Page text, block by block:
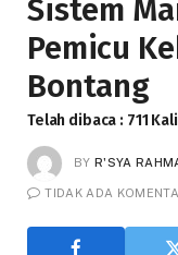
Sistem
Pemicu
Bontang
Telah dibaca : 711
BY R'SYA
TIDAK ADA